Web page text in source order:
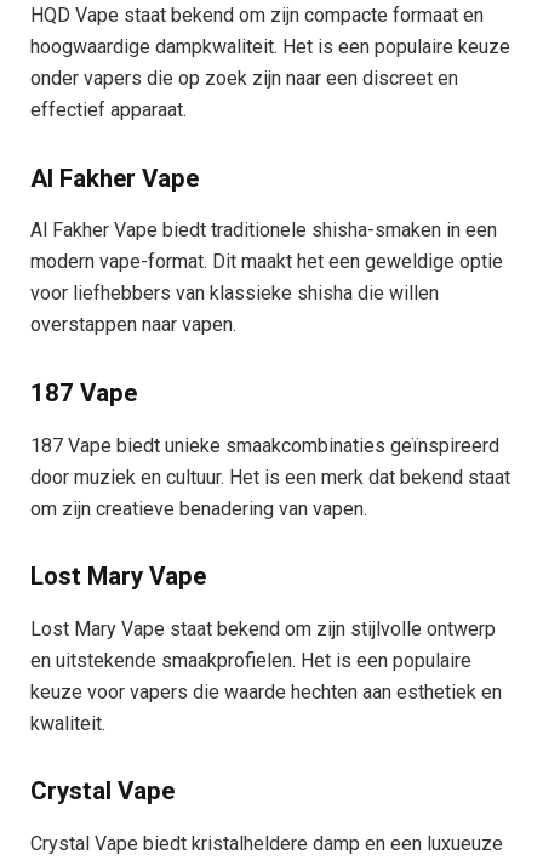
HQD Vape staat bekend om zijn compacte formaat en
hoogwaardige dampkwaliteit. Het is een populaire keuze
onder vapers die op zoek zijn naar een discreet en
effectief apparaat.
Al Fakher Vape
Al Fakher Vape biedt traditionele shisha-smaken in een
modern vape-format. Dit maakt het een geweldige optie
voor liefhebbers van klassieke shisha die willen
overstappen naar vapen.
187 Vape
187 Vape biedt unieke smaakcombinaties geïnspireerd
door muziek en cultuur. Het is een merk dat bekend staat
om zijn creatieve benadering van vapen.
Lost Mary Vape
Lost Mary Vape staat bekend om zijn stijlvolle ontwerp
en uitstekende smaakprofielen. Het is een populaire
keuze voor vapers die waarde hechten aan esthetiek en
kwaliteit.
Crystal Vape
Crystal Vape biedt kristalheldere damp en een luxueuze